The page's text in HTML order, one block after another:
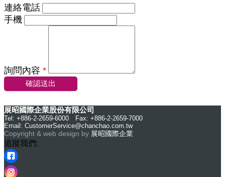
連絡電話
手機
詢問內容 *
確認送出
展昭國際企業股份有限公司
Tel: +886-2-2659-6000 Fax: +886-2-2659-7000
Email: CustomerService@chanchao.com.tw
Copyright & web design by 展昭國際企業
追蹤我們: